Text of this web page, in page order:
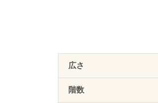
広さ
階数